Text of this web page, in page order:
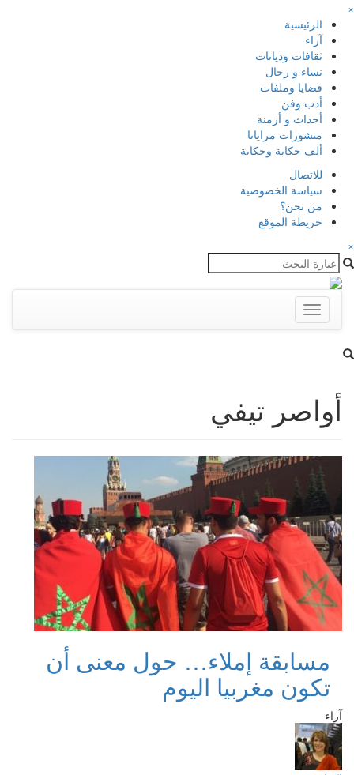
×
الرئيسية
آراء
ثقافات وديانات
نساء و رجال
قضايا وملفات
أدب وفن
أحداث و أزمنة
منشورات مرايانا
ألف حكاية وحكاية
للاتصال
سياسة الخصوصية
من نحن؟
خريطة الموقع
×
Toggle
navigation
أواصر تيفي
مسابقة إملاء… حول معنى أن
تكون مغربيا اليوم
آراء